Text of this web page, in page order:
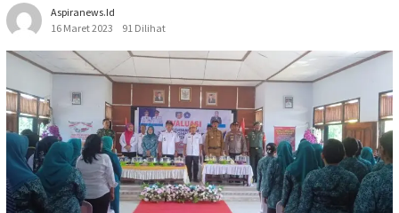
Aspiranews.id
16 Maret 2023
91 Dilihat